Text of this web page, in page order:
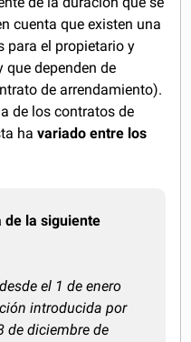
cuenta que existen una
para el propietario y
dependen de
de arrendamiento).
de los contratos de
havariado entre los
de la siguiente
el 1 de enero
introducida por
de diciembre de